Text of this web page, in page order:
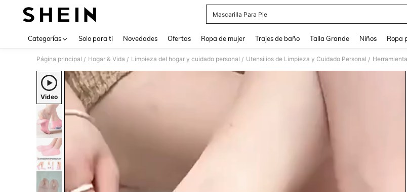
Mascarilla Para Pie
Categorías Solo para ti Novedades Ofertas Ropa de mujer Trajes de baño Talla Grande Niños Ropa
Página principal / Hogar & Vida / Limpieza del hogar y cuidado personal / Utensilios de Limpieza y Cuidado Personal /
Video